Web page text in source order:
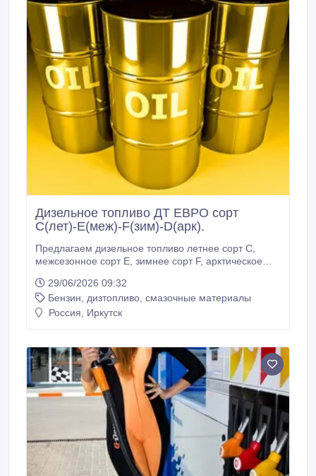
Дизельное топливо ДТ ЕВРО сорт
С(лет)-Е(меж)-F(зим)-D(арк).
Предлагаем дизельное топливо летнее сорт С,
межсезонное сорт Е, зимнее сорт F, арктическое
согласовываются с покупателем на основании
реквизитной заявки с учетом объема топлива,
железнодорожного тарифа и услуг перевозчика.
предоплаты.
29/06/2026 09:32
Бензин, дизтопливо, смазочные материалы
Россия, Иркутск